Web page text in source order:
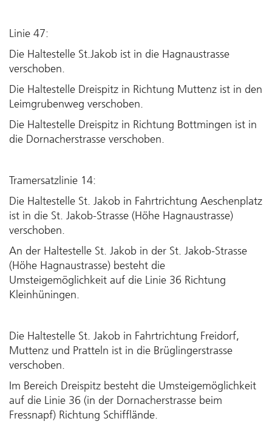
Linie 47:
Die Haltestelle St.Jakob ist in die Hagnaustrasse
verschoben.
Die Haltestelle Dreispitz in Richtung Muttenz ist in den
Leimgrubenweg verschoben.
Die Haltestelle Dreispitz in Richtung Bottmingen ist in
die Dornacherstrasse verschoben.
Tramersatzlinie 14:
Die Haltestelle St. Jakob in Fahrtrichtung Aeschenplatz
ist in die St. Jakob-Strasse (Höhe Hagnaustrasse)
verschoben.
An der Haltestelle St. Jakob in der St. Jakob-Strasse
(Höhe Hagnaustrasse) besteht die
Umsteigemöglichkeit auf die Linie 36 Richtung
Kleinhüningen.
Die Haltestelle St. Jakob in Fahrtrichtung Freidorf,
Muttenz und Pratteln ist in die Brüglingerstrasse
verschoben.
Im Bereich Dreispitz besteht die Umsteigemöglichkeit
auf die Linie 36 (in der Dornacherstrasse beim
Fressnapf) Richtung Schifflände.